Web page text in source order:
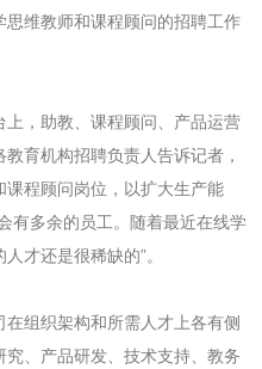
维教师和课程顾问的招聘工作
，助教、课程顾问、产品运营
育机构招聘负责人告诉记者，
程顾问岗位，以扩大生产能
有多余的员工。随着最近在线学
才还是很稀缺的”。
组织架构和所需人才上各有侧
、产品研发、技术支持、教务